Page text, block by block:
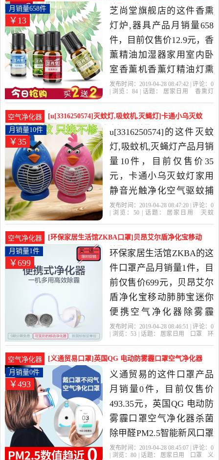
很高的竹炭包,炭盒,活性
炭，由河北 石家庄发货。
内卧室香薰机香薰月销量658件仅售12.9元
￥13
月销量658件
芝尚堂旗舰店的这件香熏
灯炉,器具产品月销量658
件，目前仅售价12.9元，香
薰精油加湿器家用室内卧
室香薰机香薰灯精油灯熏
香专用空气净化是2019年
用当中性价比很高的香熏
灯炉,器具，由江苏 南京发
货。
发布时间：2019-04-28 08:47:42 | 评论： 0
| 浏览： 84| 话题： 居家日用
香熏灯
空气净化器
[u[3316250574]灭蚊灯,吸蚊机,灭蝇灯]卡通小乌灭蚊
灯家用静音光触净化空气驱月销量10件仅售35元
￥35
月销量10件
u[3316250574]的这件灭蚊
灯,吸蚊机,灭蝇灯产品月销
量10件，目前仅售价35
元，卡通小乌灭蚊灯家用
静音光触净化空气驱蚊捕
蝇器学生书桌宿舍家是
居家日用当中性价比很高
的灭蚊灯,吸蚊机,灭蝇灯，
由河南 郑州发货。
发布时间：2019-04-28 08:47:20 | 评论： 0
| 浏览： 50 | 话题： 居家日用
灭蚊
空气净化器
[环保家居生活馆ZKBA口罩]贝昂艾尔盾净化宝移动
肺肺宝迷你便携空月销量1件仅售699元
￥699
月销量1件
环保家居生活馆ZKBA的这
件口罩产品月销量1件，目
前仅售价699元，贝昂艾尔
盾净化宝移动肺肺宝迷你
便携空气净化器除雾霾
pm2.5是2019年环保家居生
中性价比很高的口罩，由
陕西 西安发货。
发布时间：2019-04-28 08:46:51 | 评论： 0
| 浏览：53 | 话题： 居家日用 口罩
环
空气净化器
[义通贸易口罩]英国QG 电动防雾霾口罩空气净化器
杀月销量0件仅售493.35元
￥493
月销量0件
义通贸易的这件口罩产品
月销量0件，目前仅售价
493.35元，英国QG 电动防
雾霾口罩空气净化器杀菌
除甲醛PM2.5智能新风口罩
是2019年义通贸易精选居
发布时间：2019-04-28 08:45:07 | 评论： 0
| 浏览：80 | 话题： 居家日用 口罩
义